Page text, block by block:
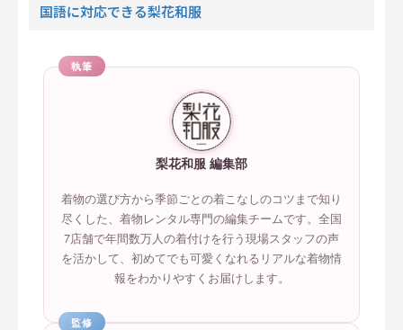
国語に対応できる梨花和服
執筆
梨花和服 編集部
着物の選び方から季節ごとの着こなしのコツまで知り
尽くした、着物レンタル専門の編集チームです。全国
7店舗で年間数万人の着付けを行う現場スタッフの声
を活かして、初めてでも可愛くなれるリアルな着物情
報をわかりやすくお届けします。
監修